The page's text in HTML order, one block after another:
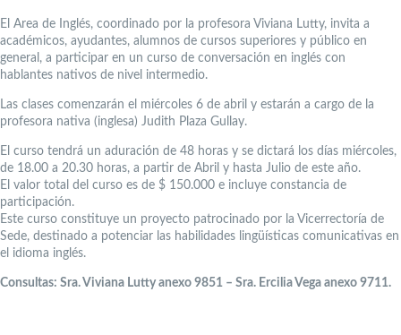
El Area de Inglés, coordinado por la profesora Viviana Lutty, invita a
académicos, ayudantes, alumnos de cursos superiores y público en
general, a participar en un curso de conversación en inglés con
hablantes nativos de nivel intermedio.
Las clases comenzarán el miércoles 6 de abril y estarán a cargo de la
profesora nativa (inglesa) Judith Plaza Gullay.
El curso tendrá un aduración de 48 horas y se dictará los días miércoles,
de 18.00 a 20.30 horas, a partir de Abril y hasta Julio de este año.
El valor total del curso es de $ 150.000 e incluye constancia de
participación.
Este curso constituye un proyecto patrocinado por la Vicerrectoría de
Sede, destinado a potenciar las habilidades lingüísticas comunicativas en
el idioma inglés.
Consultas: Sra. Viviana Lutty anexo 9851 – Sra. Ercilia Vega anexo 9711.